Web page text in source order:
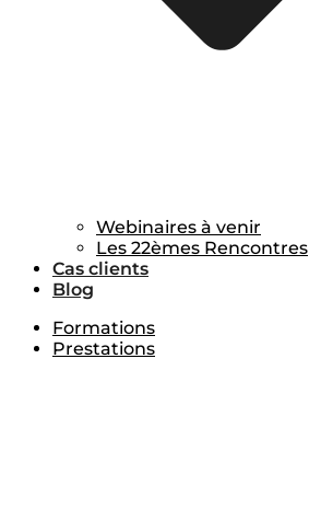
Webinaires à venir
Les 22èmes Rencontres
Cas clients
Blog
Formations
Prestations